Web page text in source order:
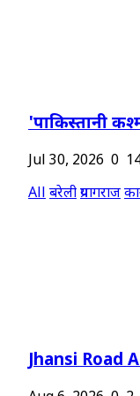
'पाकिस्तानी
Jul 30, 2026 0
Allबरेलीप्रयागराज
Jhansi Road